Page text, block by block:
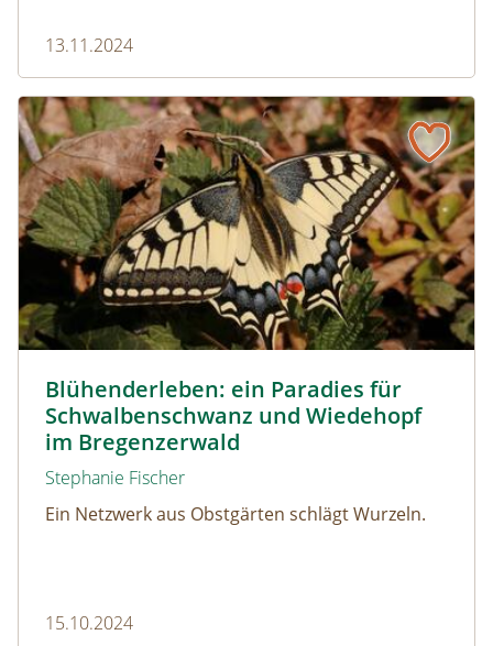
13.11.2024
Blühenderleben: ein Paradies für
Schwalbenschwanz und Wiedehopf
im Bregenzerwald
Stephanie Fischer
Ein Netzwerk aus Obstgärten schlägt Wurzeln.
15.10.2024
Blühenderleben: ein Paradies für Schwalbenschwanz